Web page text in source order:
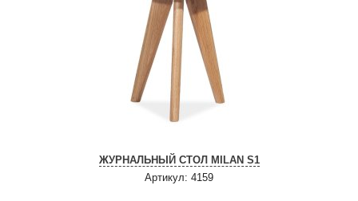
ЖУРНАЛЬНЫЙ СТОЛ MILAN S1
Артикул: 4159